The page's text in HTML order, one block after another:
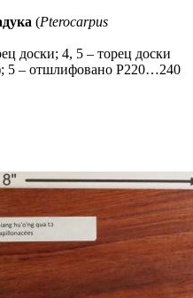
(Pterocarpus
доски; 4, 5 – торец доски
5 – отшлифовано P220…240